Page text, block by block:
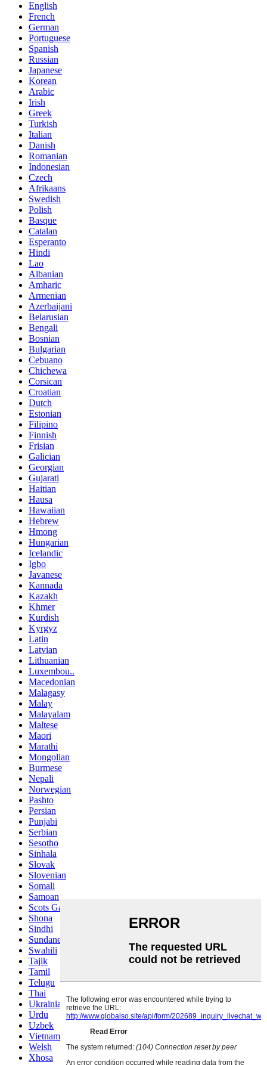
English
French
German
Portuguese
Spanish
Russian
Japanese
Korean
Arabic
Irish
Greek
Turkish
Italian
Danish
Romanian
Indonesian
Czech
Afrikaans
Swedish
Polish
Basque
Catalan
Esperanto
Hindi
Lao
Albanian
Amharic
Armenian
Azerbaijani
Belarusian
Bengali
Bosnian
Bulgarian
Cebuano
Chichewa
Corsican
Croatian
Dutch
Estonian
Filipino
Finnish
Frisian
Galician
Georgian
Gujarati
Haitian
Hausa
Hawaiian
Hebrew
Hmong
Hungarian
Icelandic
Igbo
Javanese
Kannada
Kazakh
Khmer
Kurdish
Kyrgyz
Latin
Latvian
Lithuanian
Luxembou..
Macedonian
Malagasy
Malay
Malayalam
Maltese
Maori
Marathi
Mongolian
Burmese
Nepali
Norwegian
Pashto
Persian
Punjabi
Serbian
Sesotho
Sinhala
Slovak
Slovenian
Somali
Samoan
Scots Gaelic
Shona
Sindhi
Sundanese
Swahili
Tajik
Tamil
Telugu
Thai
Ukrainian
Urdu
Uzbek
Vietnamese
Welsh
Xhosa